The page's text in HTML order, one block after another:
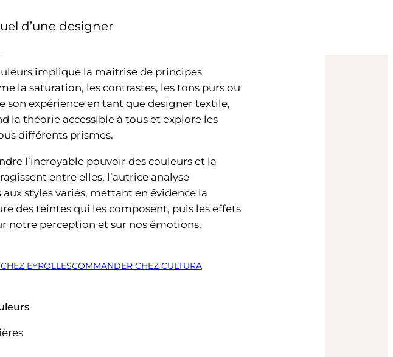
d’une designer
implique la maîtrise de principes
la saturation, les contrastes, les tons purs ou
son expérience en tant que designer textile,
la théorie accessible à tous et explore les
différents prismes.
l’incroyable pouvoir des couleurs et la
entre elles, l’autrice analyse
styles variés, mettant en évidence la
des teintes qui les composent, puis les effets
notre perception et sur nos émotions.
EYROLLESCOMMANDER CHEZ CULTURA